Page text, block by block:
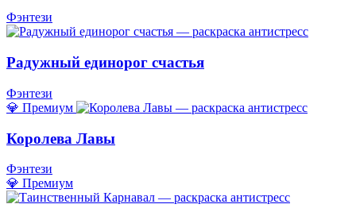
Фэнтези
Радужный единорог счастья
Фэнтези
💎 Премиум
Королева Лавы
Фэнтези
💎 Премиум